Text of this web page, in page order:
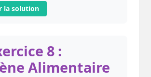
la solution
8 :
Alimentaire